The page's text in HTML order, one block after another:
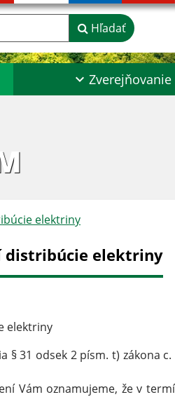
Hľadať
Zverejňovanie
elektriny
distribúcie elektriny
elektriny
§ 31 odsek 2 písm. t) zákona
Vám oznamujeme, že v